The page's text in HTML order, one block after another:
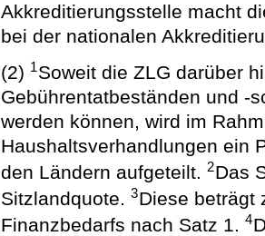
Akkreditierungsstelle macht
bei der nationalen
(2) 1Soweit die ZLG darüber
Gebührentatbeständen und -
werden können, wird im
Haushaltsverhandlungen ein
den Ländern aufgeteilt.2Das
Sitzlandquote.3Diese beträgt
Finanzbedarfs nach Satz 1.4